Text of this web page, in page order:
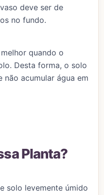
deve ser de
no fundo.
quando o
Desta forma, o solo
não acumular água em
Planta?
solo levemente úmido